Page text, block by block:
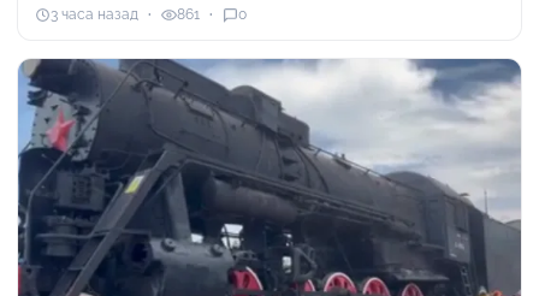
3 часа назад 861 0